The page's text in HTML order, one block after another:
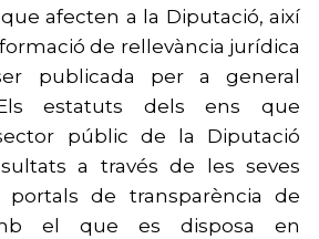
afecten a la Diputació, així
de rellevància jurídica
publicada per a general
estatuts dels ens que
públic de la Diputació
a través de les seves
de transparència de
el que es disposa en